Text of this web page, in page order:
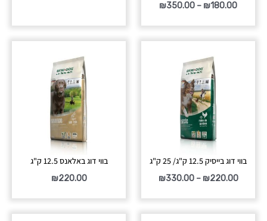
₪180.00
–
₪350.00
בווי דוג בייסיק 12.5 ק"ג/ 25 ק"ג
₪220.00
–
₪330.00
בווי דוג באלאנס 12.5 ק"ג
₪220.00